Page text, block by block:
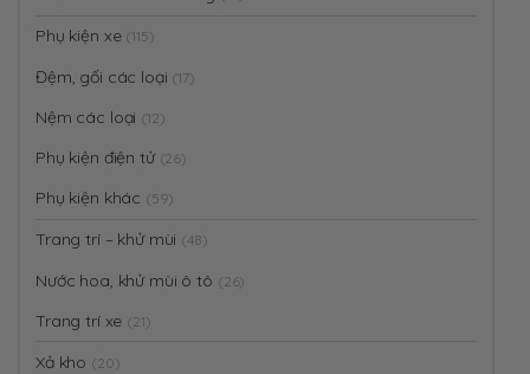
Phụ kiện xe (115)
Đệm, gối các loại (17)
Nệm các loại (12)
Phụ kiện điện tử (26)
Phụ kiện khác (59)
Trang trí – khử mùi (48)
Nước hoa, khử mùi ô tô (26)
Trang trí xe (21)
Xả kho (20)